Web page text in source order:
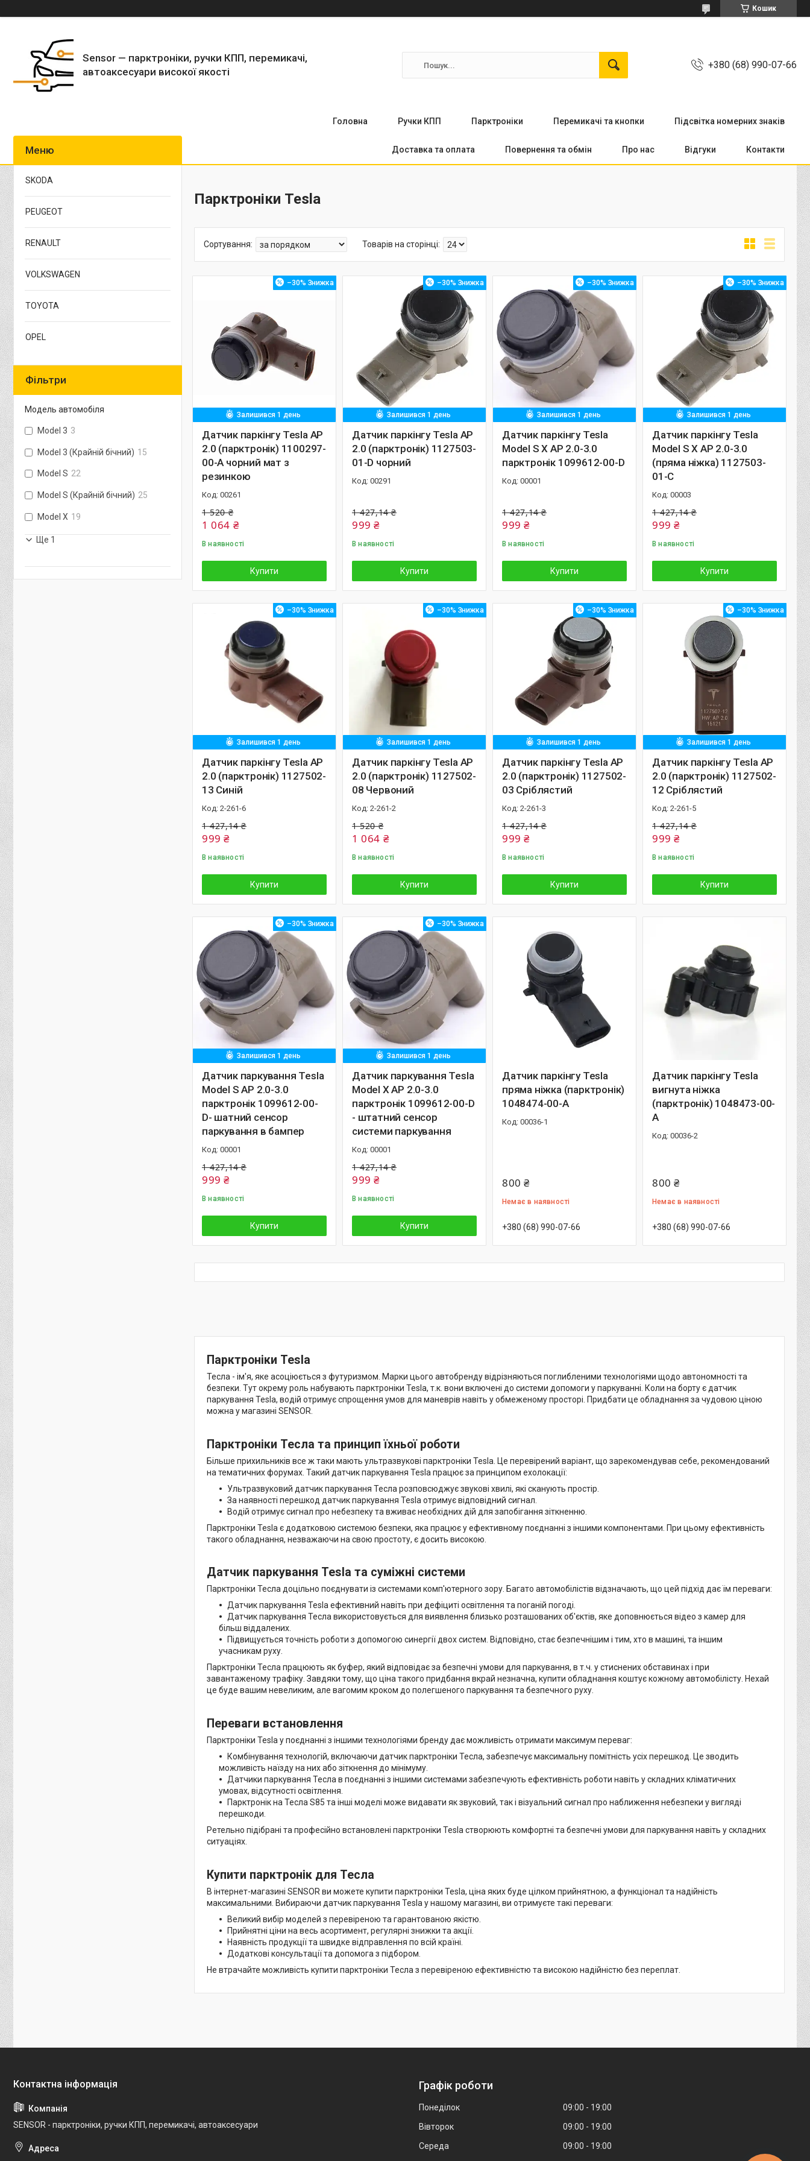
Кошик
Sensor — парктроніки, ручки КПП, перемикачі,
автоаксесуари високої якості
+380 (68) 990-07-66
Головна Ручки КПП Парктронiки Перемикачi та кнопки Підсвітка номерних знаків
Доставка та оплата Повернення та обмін Про нас Відгуки Контакти
Парктроніки Tesla
–30%
Залишився 1 день
Датчик паркінгу Tesla AP
2.0 (парктронік) 1100297-
00-A чорний мат з
резинкою
00261
1 520 ₴
1 064 ₴
В наявності
Купити
–30%
Залишився 1 день
Датчик паркінгу Tesla AP
2.0 (парктронік) 1127503-
01-D чорний
00291
1 427,14 ₴
999 ₴
В наявності
Купити
–30%
Залишився 1 день
Датчик паркінгу Tesla
Model S X AP 2.0-3.0
парктронік 1099612-00-D
00001
1 427,14 ₴
999 ₴
В наявності
Купити
–30%
Залишився 1 день
Датчик паркінгу Tesla
Model S X AP 2.0-3.0
(пряма ніжка) 1127503-
01-C
00003
1 427,14 ₴
999 ₴
В наявності
Купити
–30%
Залишився 1 день
Датчик паркінгу Tesla AP
2.0 (парктронік) 1127502-
13 Синій
2-261-6
1 427,14 ₴
999 ₴
В наявності
Купити
–30%
Залишився 1 день
Датчик паркінгу Tesla AP
2.0 (парктронік) 1127502-
08 Червоний
2-261-2
1 520 ₴
1 064 ₴
В наявності
Купити
–30%
Залишився 1 день
Датчик паркінгу Tesla AP
2.0 (парктронік) 1127502-
03 Сріблястий
2-261-3
1 427,14 ₴
999 ₴
В наявності
Купити
–30%
Залишився 1 день
Датчик паркінгу Tesla AP
2.0 (парктронік) 1127502-
12 Сріблястий
2-261-5
1 427,14 ₴
999 ₴
В наявності
Купити
–30%
Залишився 1 день
Датчик паркування Tesla
Model S AP 2.0-3.0
парктронік 1099612-00-
D- шатний сенсор
паркування в бампер
00001
1 427,14 ₴
999 ₴
В наявності
Купити
–30%
Залишився 1 день
Датчик паркування Tesla
Model X AP 2.0-3.0
парктронік 1099612-00-D
- штатний сенсор
системи паркування
00001
1 427,14 ₴
999 ₴
В наявності
Купити
Датчик паркінгу Tesla
пряма ніжка (парктронік)
1048474-00-A
00036-1
800 ₴
Немає в наявності
+380 (68) 990-07-66
Датчик паркінгу Tesla
вигнута ніжка
(парктронік) 1048473-00-
A
00036-2
800 ₴
Немає в наявності
+380 (68) 990-07-66
Парктроніки Tesla
Тесла - ім'я, яке асоціюється з футуризмом. Марки цього автобренду відрізняються поглибленими технологіями щодо автономності та
безпеки. Тут окрему роль набувають парктроніки Tesla, т.к. вони включені до системи допомоги у паркуванні. Коли на борту є датчик
паркування Tesla, водій отримує спрощення умов для маневрів навіть у обмеженому просторі. Придбати це обладнання за чудовою ціною
можна у магазині SENSOR.
Парктроніки Тесла та принцип їхньої роботи
Більше прихильників все ж таки мають ультразвукові парктроніки Tesla. Це перевірений варіант, що зарекомендував себе, рекомендований
на тематичних форумах. Такий датчик паркування Tesla працює за принципом ехолокації:
Ультразвуковий датчик паркування Тесла розповсюджує звукові хвилі, які сканують простір.
За наявності перешкод датчик паркування Tesla отримує відповідний сигнал.
Водій отримує сигнал про небезпеку та вживає необхідних дій для запобігання зіткненню.
Парктроніки Tesla є додатковою системою безпеки, яка працює у ефективному поєднанні з іншими компонентами. При цьому ефективність
такого обладнання, незважаючи на свою простоту, є досить високою.
Датчик паркування Tesla та суміжні системи
Парктроніки Тесла доцільно поєднувати із системами комп'ютерного зору. Багато автомобілістів відзначають, що цей підхід дає їм переваги:
Датчик паркування Tesla ефективний навіть при дефіциті освітлення та поганій погоді.
Датчик паркування Тесла використовується для виявлення близько розташованих об'єктів, яке доповнюється відео з камер для
більш віддалених.
Підвищується точність роботи з допомогою синергії двох систем. Відповідно, стає безпечнішим і тим, хто в машині, та іншим
учасникам руху.
Парктроніки Тесла працюють як буфер, який відповідає за безпечні умови для паркування, в т.ч. у стиснених обставинах і при
завантаженому трафіку. Завдяки тому, що ціна такого придбання вкрай незначна, купити обладнання коштує кожному автомобілісту. Нехай
це буде вашим невеликим, але вагомим кроком до полегшеного паркування та безпечного руху.
Переваги встановлення
Парктроніки Tesla у поєднанні з іншими технологіями бренду дає можливість отримати максимум переваг:
Комбінування технологій, включаючи датчик парктроніки Тесла, забезпечує максимальну помітність усіх перешкод. Це зводить
можливість наїзду на них або зіткнення до мінімуму.
Датчики паркування Тесла в поєднанні з іншими системами забезпечують ефективність роботи навіть у складних кліматичних
умовах, відсутності освітлення.
Парктронік на Тесла S85 та інші моделі може видавати як звуковий, так і візуальний сигнал про наближення небезпеки у вигляді
перешкоди.
Ретельно підібрані та професійно встановлені парктроніки Tesla створюють комфортні та безпечні умови для паркування навіть у складних
ситуаціях.
Купити парктронік для Тесла
В інтернет-магазині SENSOR ви можете купити парктроніки Tesla, ціна яких буде цілком прийнятною, а функціонал та надійність
максимальними. Вибираючи датчик паркування Tesla у нашому магазині, ви отримуєте такі переваги:
Великий вибір моделей з перевіреною та гарантованою якістю.
Прийнятні ціни на весь асортимент, регулярні знижки та акції.
Наявність продукції та швидке відправлення по всій країні.
Додаткові консультації та допомога з підбором.
Не втрачайте можливість купити парктроніки Тесла з перевіреною ефективністю та високою надійністю без переплат.
SKODA
PEUGEOT
RENAULT
VOLKSWAGEN
TOYOTA
OPEL
Фільтри
Модель автомобіля
Model 3 3
Model 3 (Крайній бічний) 15
Model S 22
Model S (Крайній бічний) 25
Model X 19
Ще 1
SENSOR - парктроніки, ручки КПП, перемикачі, автоаксесуари
Графік роботи
Понеділок 09:00
19:00
Вівторок
09:00
19:00
Середа
09:00
19:00